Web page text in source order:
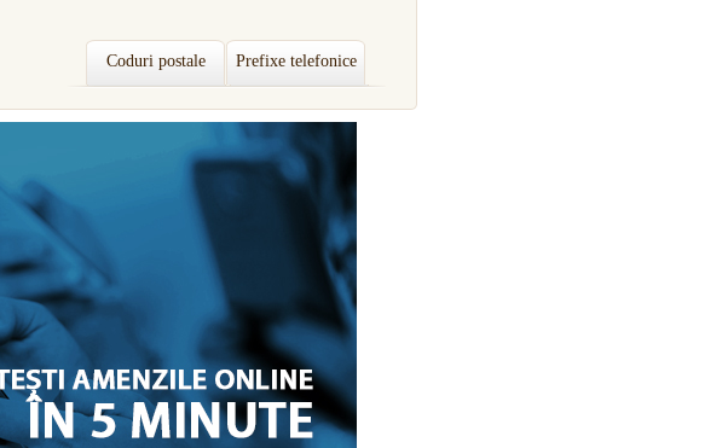
Coduri postale Prefixe telefonice